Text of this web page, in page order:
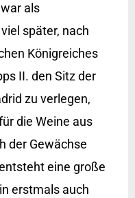
als
später, nach
Königreiches
II. den Sitz der
zu verlegen,
die Weine aus
der Gewächse
eine große
erstmals auch